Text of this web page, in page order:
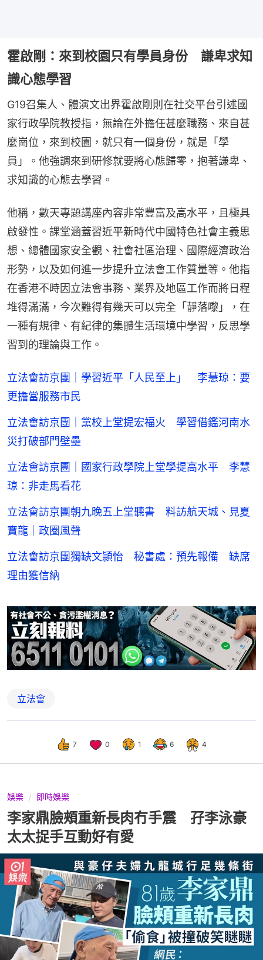
霍啟剛：來到校園只有學員身份 謙卑求知
識心態學習
G19召集人、體演文出界霍啟剛則在社交平台引述國
家行政學院教授指，無論在外擔任甚麼職務、來自甚
麼崗位，來到校園，就只有一個身份，就是「學
員」。他強調來到研修就要將心態歸零，抱著謙卑、
求知識的心態去學習。
他稱，數天專題講座內容非常豐富及高水平，且極具
啟發性。課堂涵蓋習近平新時代中國特色社會主義思
想、總體國家安全觀、社會社區治理、國際經濟政治
形勢，以及如何進一步提升立法會工作質量等。他指
在香港不時因立法會事務、業界及地區工作而將日程
堆得滿滿，今次難得有幾天可以完全「靜落嚟」，在
一種有規律、有紀律的集體生活環境中學習，反思學
習到的理論與工作。
立法會訪京團｜學習近平「人民至上」 李慧琼：要
更擔當服務市民
立法會訪京團｜黨校上堂提宏福火 學習借鑑河南水
災打破部門壁壘
立法會訪京團｜國家行政學院上堂學提高水平 李慧
琼：非走馬看花
立法會訪京團朝九晚五上堂聽書 料訪航天城、見夏
寶龍｜政圈風聲
立法會訪京團獨缺文頴怡 秘書處：預先報備 缺席
理由獲信納
立法會
7 0 1 6 4
娛樂 即時娛樂
李家鼎臉頰重新長肉冇手震 孖李泳豪
太太捉手互動好有愛